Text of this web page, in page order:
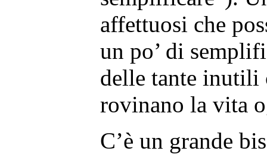
affettuosi che
un po’ di
delle tante inutili
rovinano la vita
C’è un grande